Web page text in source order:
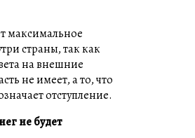
максимальное
страны, так как
на внешние
не имеет, а то, что
отступление.
не будет